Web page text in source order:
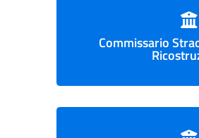
Commissario